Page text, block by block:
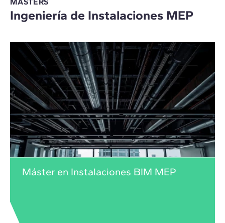
Ingeniería de Instalaciones MEP
Máster en Instalaciones BIM MEP